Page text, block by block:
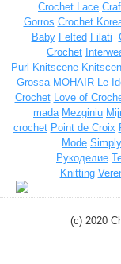
Crochet Lace
Gorros Crochet
Baby Felted Filati
Crochet
Purl Knitscene
Grossa MOHAIR Le
Crochet Love of
mada Mezginiu
crochet Point de Croix
Mode
Рукоделие
Knitting
(c) 2020